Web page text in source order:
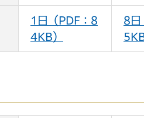
1日（PDF：8
4KB）
8日
5KB